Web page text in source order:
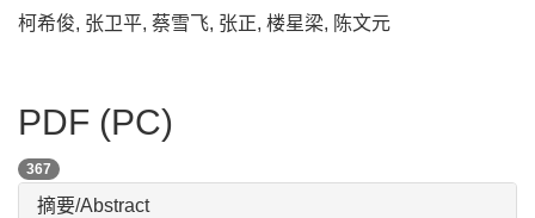
柯希俊, 张卫平, 蔡雪飞, 张正, 楼星梁, 陈文元
PDF (PC)
367
摘要/Abstract